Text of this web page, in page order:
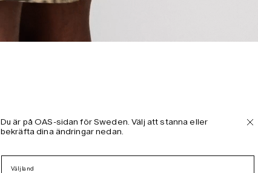
Du är på OAS-sidan för Sweden. Välj att stanna eller
bekräfta dina ändringar nedan.
Välj land